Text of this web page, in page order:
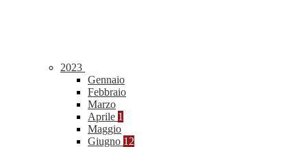
2023
Gennaio
Febbraio
Marzo
Aprile 1
Maggio
Giugno 12